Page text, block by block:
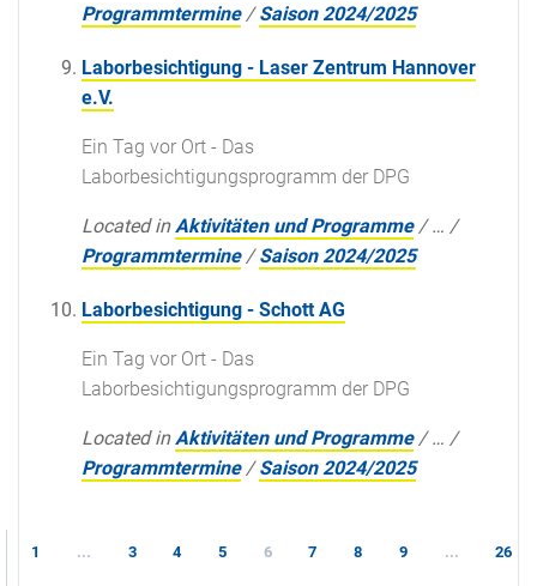
Programmtermine /Saison 2024/2025
Laborbesichtigung - Laser Zentrum Hannover
e.V.
Ein Tag vor Ort - Das
Laborbesichtigungsprogramm der DPG
Located in Aktivitäten und Programme /… /
Programmtermine /Saison 2024/2025
Laborbesichtigung - Schott AG
Ein Tag vor Ort - Das
Laborbesichtigungsprogramm der DPG
Located in Aktivitäten und Programme /… /
Programmtermine /Saison 2024/2025
1 ... 3 4 5 6 7 8 9 ... 26